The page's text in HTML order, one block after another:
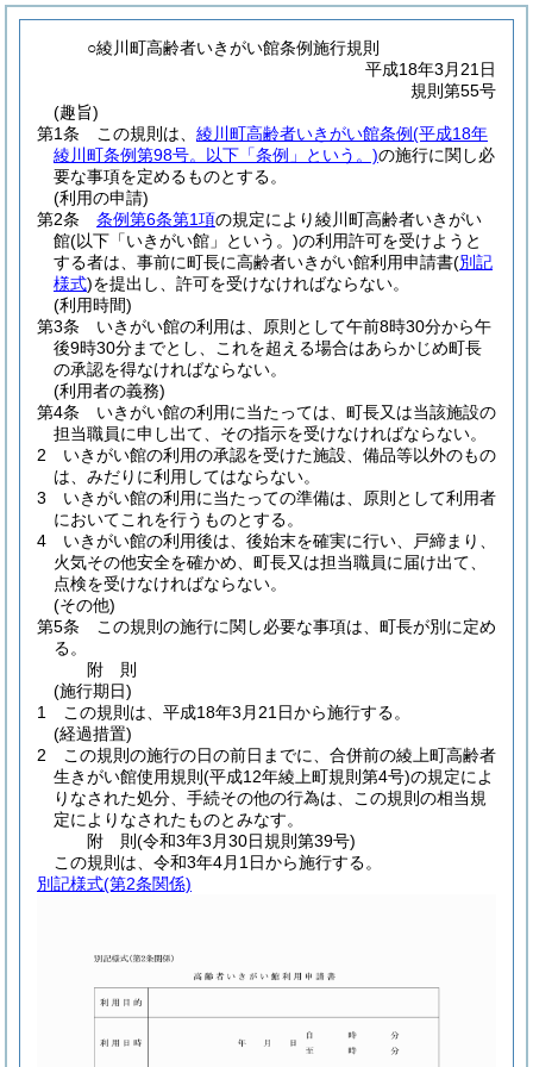
○綾川町高齢者いきがい館条例施行規則
平成18年3月21日
規則第55号
(趣旨)
第1条
この規則は、 綾川町高齢者いきがい館条例(平成18年
綾川町条例第98号。以下「条例」という。)の施行に関し必
要な事項を定めるものとする。
(利用の申請)
第2条
条例第6条第1項の規定により綾川町高齢者いきがい
館(以下「いきがい館」という。)の利用許可を受けようと
する者は、事前に町長に高齢者いきがい館利用申請書(別記
様式)を提出し、許可を受けなければならない。
(利用時間)
第3条
いきがい館の利用は、原則として午前8時30分から午
後9時30分までとし、これを超える場合はあらかじめ町長
の承認を得なければならない。
(利用者の義務)
第4条
いきがい館の利用に当たっては、町長又は当該施設の
担当職員に申し出て、その指示を受けなければならない。
2
いきがい館の利用の承認を受けた施設、備品等以外のもの
は、みだりに利用してはならない。
3
いきがい館の利用に当たっての準備は、原則として利用者
においてこれを行うものとする。
4
いきがい館の利用後は、後始末を確実に行い、戸締まり、
火気その他安全を確かめ、町長又は担当職員に届け出て、
点検を受けなければならない。
(その他)
第5条
この規則の施行に関し必要な事項は、町長が別に定め
る。
附 則
(施行期日)
1
この規則は、平成18年3月21日から施行する。
(経過措置)
2
この規則の施行の日の前日までに、合併前の綾上町高齢者
生きがい館使用規則 (平成12年綾上町規則第4号)の規定によ
りなされた処分、手続その他の行為は、この規則の相当規
定によりなされたものとみなす。
附 則(令和3年3月30日規則第39号)
この規則は、令和3年4月1日から施行する。
別記様式(第2条関係)